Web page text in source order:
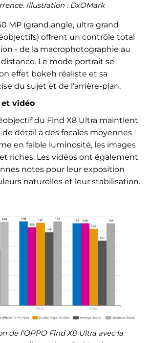
Illustration : DxOMark
MP (grand angle, ultra grand
offrent un contrôle total
- de la macrophotographie au
Le mode portrait se
effet bokeh réaliste et sa
du sujet et de l’arrière-plan.
vidéo
du Find X8 Ultra maintient
détail à des focales moyennes
en faible luminosité, les images
riches. Les vidéos ont également
notes pour leur exposition
naturelles et leur stabilisation.
de l'OPPO Find X8 Ultra avec la